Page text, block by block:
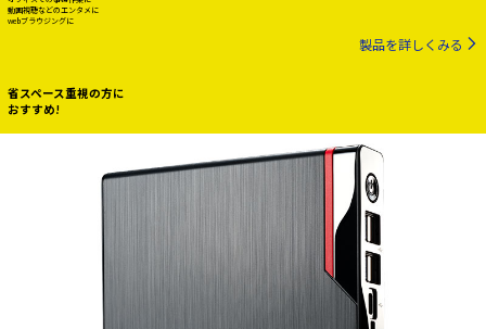
動画視聴などのエンタメに
webブラウジングに
製品を詳しくみる
省スペース重視の方に
おすすめ!